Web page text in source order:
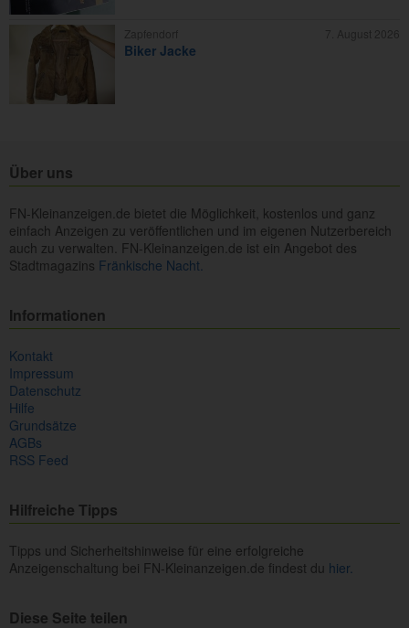
Biker Jacke
Über uns
FN-Kleinanzeigen.de bietet die Möglichkeit, kostenlos und ganz
einfach Anzeigen zu veröffentlichen und im eigenen Nutzerbereich
auch zu verwalten. FN-Kleinanzeigen.de ist ein Angebot des
Stadtmagazins Fränkische Nacht.
Informationen
Kontakt
Impressum
Datenschutz
Hilfe
Grundsätze
AGBs
RSS Feed
Hilfreiche Tipps
Tipps und Sicherheitshinweise für eine erfolgreiche
Anzeigenschaltung bei FN-Kleinanzeigen.de findest du hier.
Diese Seite teilen